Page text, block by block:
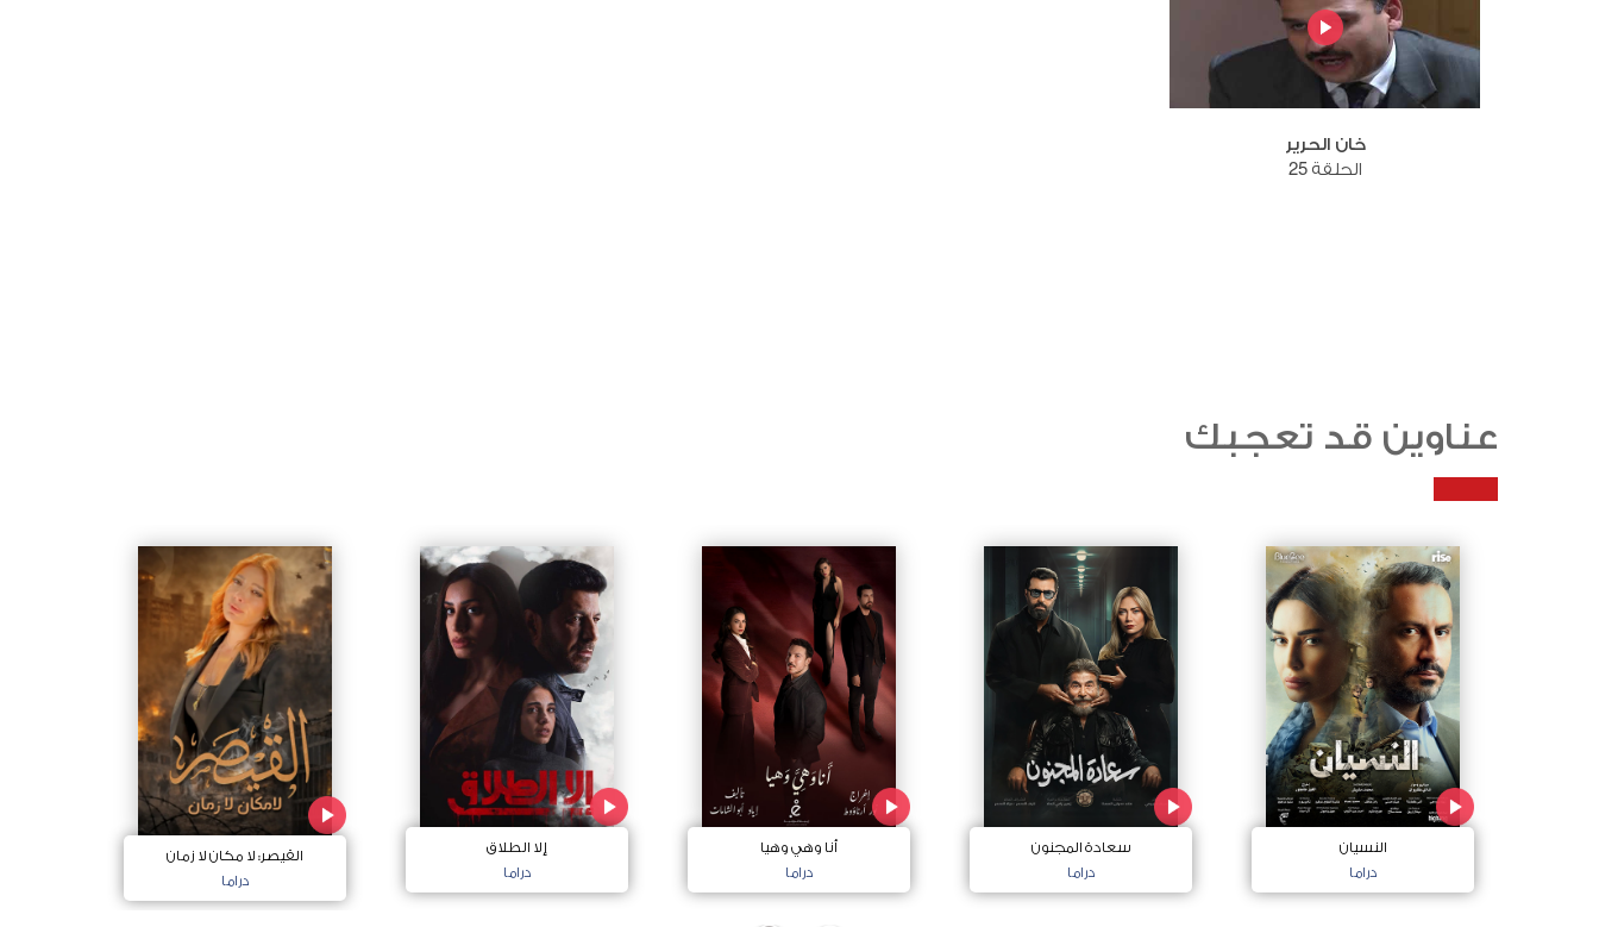
خان الحرير
الحلقة 25
عناوين قد تعجبك
النسيان
دراما
سعادة المجنون
دراما
أنا وهي وهيا
دراما
إلا الطلاق
دراما
القيصر: لا مكان لا زمان
دراما